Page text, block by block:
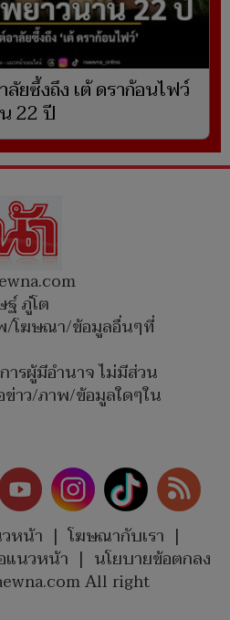
ยซึ้งถึง เต้ ดราก้อนไฟว์
22 ปี
ภู่โต
/โฆษณา/ข้อมูลอื่นๆที่
ารผู้มีอำนาจ ไม่มีส่วน
ข่าว/ภาพ/ข้อมูลใดๆใน
หน้า | โฆษณากับเรา |
แนวหน้า | นโยบายข้อตกลง
All right